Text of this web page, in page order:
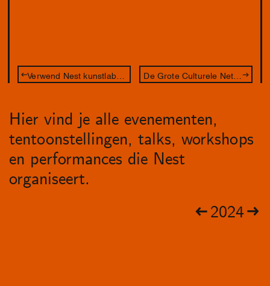
Hier vind je alle evenementen,
tentoonstellingen, talks, workshops
en performances die Nest
organiseert.
2024